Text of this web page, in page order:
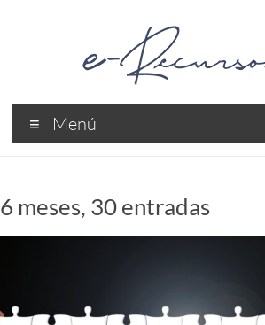
e-
Recursos
Profesionales
Menú
6 meses, 30 entradas